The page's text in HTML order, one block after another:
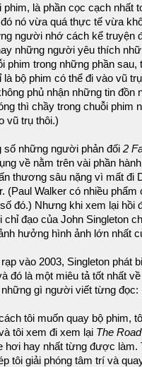
là phần cọc cạch nhất
nó vừa quá thực tế vừa
người nhớ cách kể truyện
những người yêu thích
phim trong những phần
là bộ phim có thể đi vào vũ
phủ nhận những tin đồn
thì chầy trong chuỗi phim
vũ trụ thôi.)
số những người phản đối 2
về nằm trên vài phần
thương sâu nặng vì mất đi
(Paul Walker có nhiều phẩm
đó.) Nhưng khi xem lại hồi
đạo của John Singleton
hưởng hình ảnh lớn nhất
rạp vào 2003, Singleton phát
đó là một miêu tả tốt nhất
gì người viết từng đọc:
tôi muốn quay bộ phim,
tôi xem đi xem lại The
hơi hay nhất từng được làm.
tôi giải phóng tâm trí và